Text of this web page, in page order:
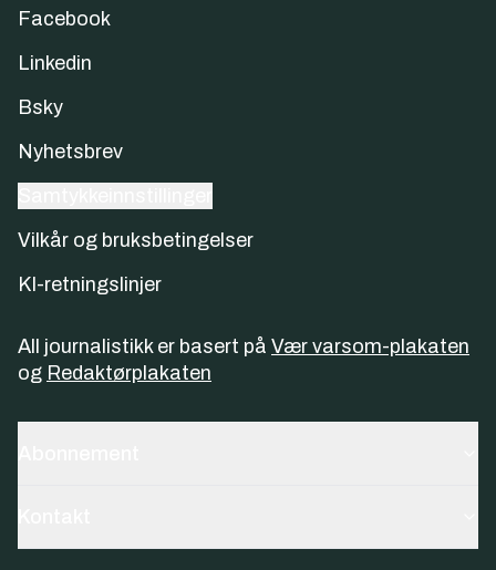
Facebook
Linkedin
Bsky
Nyhetsbrev
Vilkår og bruksbetingelser
KI-retningslinjer
All journalistikk er basert på Vær varsom-plakaten
og Redaktørplakaten